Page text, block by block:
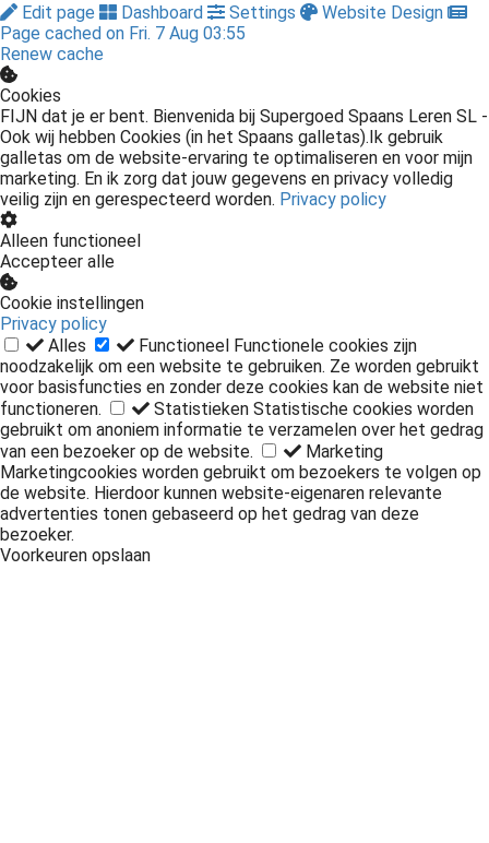
Edit page Dashboard Settings
Website Design
Page cached on Fri. 7 Aug 03:55
Renew cache
Cookies
FIJN dat je er bent. Bienvenida bij Supergoed Spaans Leren SL -
Ook wij hebben Cookies (in het Spaans galletas).Ik gebruik
galletas om de website-ervaring te optimaliseren en voor mijn
marketing. En ik zorg dat jouw gegevens en privacy volledig
veilig zijn en gerespecteerd worden. Privacy policy
Alleen functioneel
Accepteer alle
Cookie instellingen
Privacy policy
Alles
Functioneel Functionele cookies zijn
noodzakelijk om een website te gebruiken. Ze worden gebruikt
voor basisfuncties en zonder deze cookies kan de website niet
functioneren.
Statistieken Statistische cookies worden
gebruikt om anoniem informatie te verzamelen over het gedrag
van een bezoeker op de website.
Marketing
Marketingcookies worden gebruikt om bezoekers te volgen op
de website. Hierdoor kunnen website-eigenaren relevante
advertenties tonen gebaseerd op het gedrag van deze
bezoeker.
Voorkeuren opslaan